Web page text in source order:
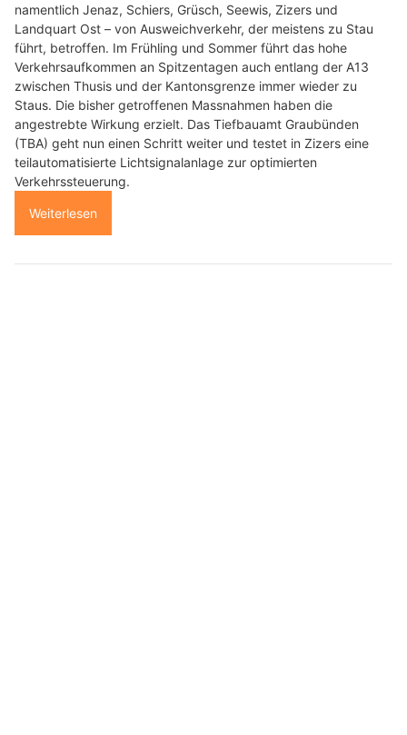
namentlich Jenaz, Schiers, Grüsch, Seewis, Zizers und
Landquart Ost – von Ausweichverkehr, der meistens zu Stau
führt, betroffen. Im Frühling und Sommer führt das hohe
Verkehrsaufkommen an Spitzentagen auch entlang der A13
zwischen Thusis und der Kantonsgrenze immer wieder zu
Staus. Die bisher getroffenen Massnahmen haben die
angestrebte Wirkung erzielt. Das Tiefbauamt Graubünden
(TBA) geht nun einen Schritt weiter und testet in Zizers eine
teilautomatisierte Lichtsignalanlage zur optimierten
Verkehrssteuerung.
Weiterlesen